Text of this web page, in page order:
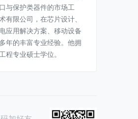
与保护类器件的市场工
有限公司，在芯片设计、
应用解决方案、移动设备
年的丰富专业经验。他拥
程专业硕士学位。